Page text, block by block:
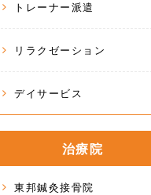
トレーナー派遣
リラクゼーション
デイサービス
治療院
東邦鍼灸接骨院